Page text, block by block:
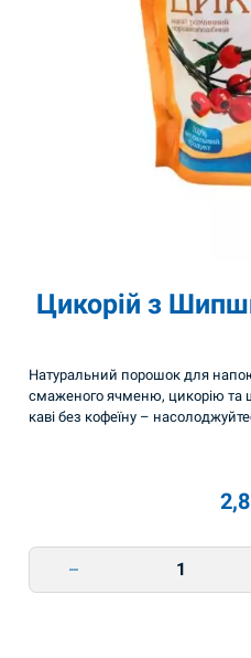
Цикорій з
Натуральний порошок для
смаженого ячменю, цикорію та
каві без кофеїну –